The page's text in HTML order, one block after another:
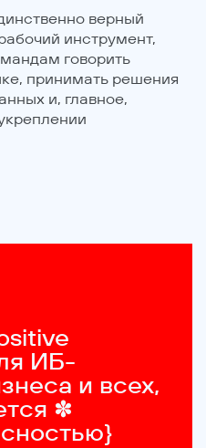
верный
инструмент,
говорить
принимать решения
и, главное,
ИБ-
и всех,
✽